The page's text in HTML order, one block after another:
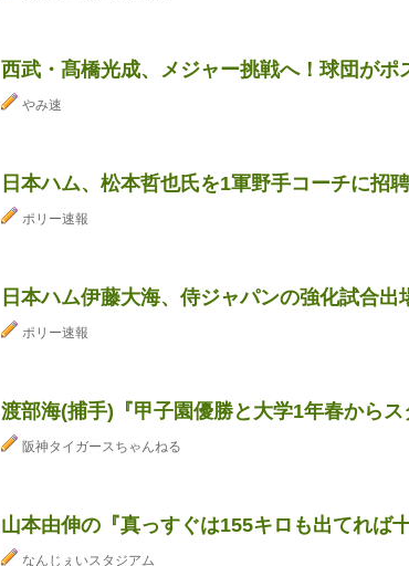
西武・髙橋光成、メジャー挑戦へ！球団がポ
やみ速
日本ハム、松本哲也氏を1軍野手コーチに
ポリー速報
日本ハム伊藤大海、侍ジャパンの強化試合出
ポリー速報
渡部海(捕手)『甲子園優勝と大学1年春から
阪神タイガースちゃんねる
山本由伸の『真っすぐは155キロも出てれば
なんじぇいスタジアム